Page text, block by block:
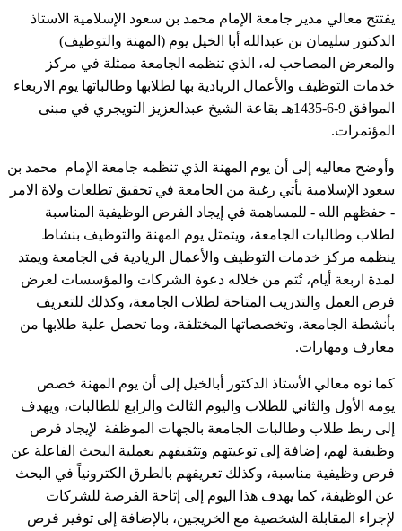
يفتتح معالي مدير جامعة الإمام محمد بن سعود الإسلامية الاستاذ
الدكتور سليمان بن عبدالله أبا الخيل يوم (المهنة والتوظيف)
والمعرض المصاحب له، الذي تنظمه الجامعة ممثلة في مركز
خدمات التوظيف والأعمال الريادية بها لطلابها وطالباتها يوم الاربعاء
الموافق 9-6-1435هـ بقاعة الشيخ عبدالعزيز التويجري في مبنى
المؤتمرات.
وأوضح معاليه إلى أن يوم المهنة الذي تنظمه جامعة الإمام محمد بن
سعود الإسلامية يأتي رغبة من الجامعة في تحقيق تطلعات ولاة الامر
- حفظهم الله - للمساهمة في إيجاد الفرص الوظيفية المناسبة
لطلاب وطالبات الجامعة، ويتمثل يوم المهنة والتوظيف بنشاط
ينظمه مركز خدمات التوظيف والأعمال الريادية في الجامعة ويمتد
لمدة اربعة أيام، تُتم من خلاله دعوة الشركات والمؤسسات لعرض
فرص العمل والتدريب المتاحة لطلاب الجامعة، وكذلك للتعريف
بأنشطة الجامعة، وتخصصاتها المختلفة، وما تحصل علية طلابها من
معارف ومهارات.
كما نوه معالي الأستاذ الدكتور أبالخيل إلى أن يوم المهنة خصص
يومه الأول والثاني للطلاب واليوم الثالث والرابع للطالبات، ويهدف
إلى ربط طلاب وطالبات الجامعة بالجهات الموظفة لإيجاد فرص
وظيفية لهم، إضافة إلى توعيتهم وتثقيفهم بعملية البحث الفاعلة عن
فرص وظيفية مناسبة، وكذلك تعريفهم بالطرق الكترونياً في البحث
عن الوظيفة، كما يهدف هذا اليوم إلى إتاحة الفرصة للشركات
لإجراء المقابلة الشخصية مع الخريجين، بالإضافة إلى توفير فرص